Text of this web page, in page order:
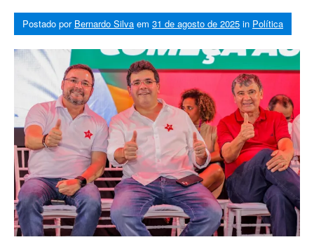
Postado por Bernardo Silva em 31 de agosto de 2025 in Política